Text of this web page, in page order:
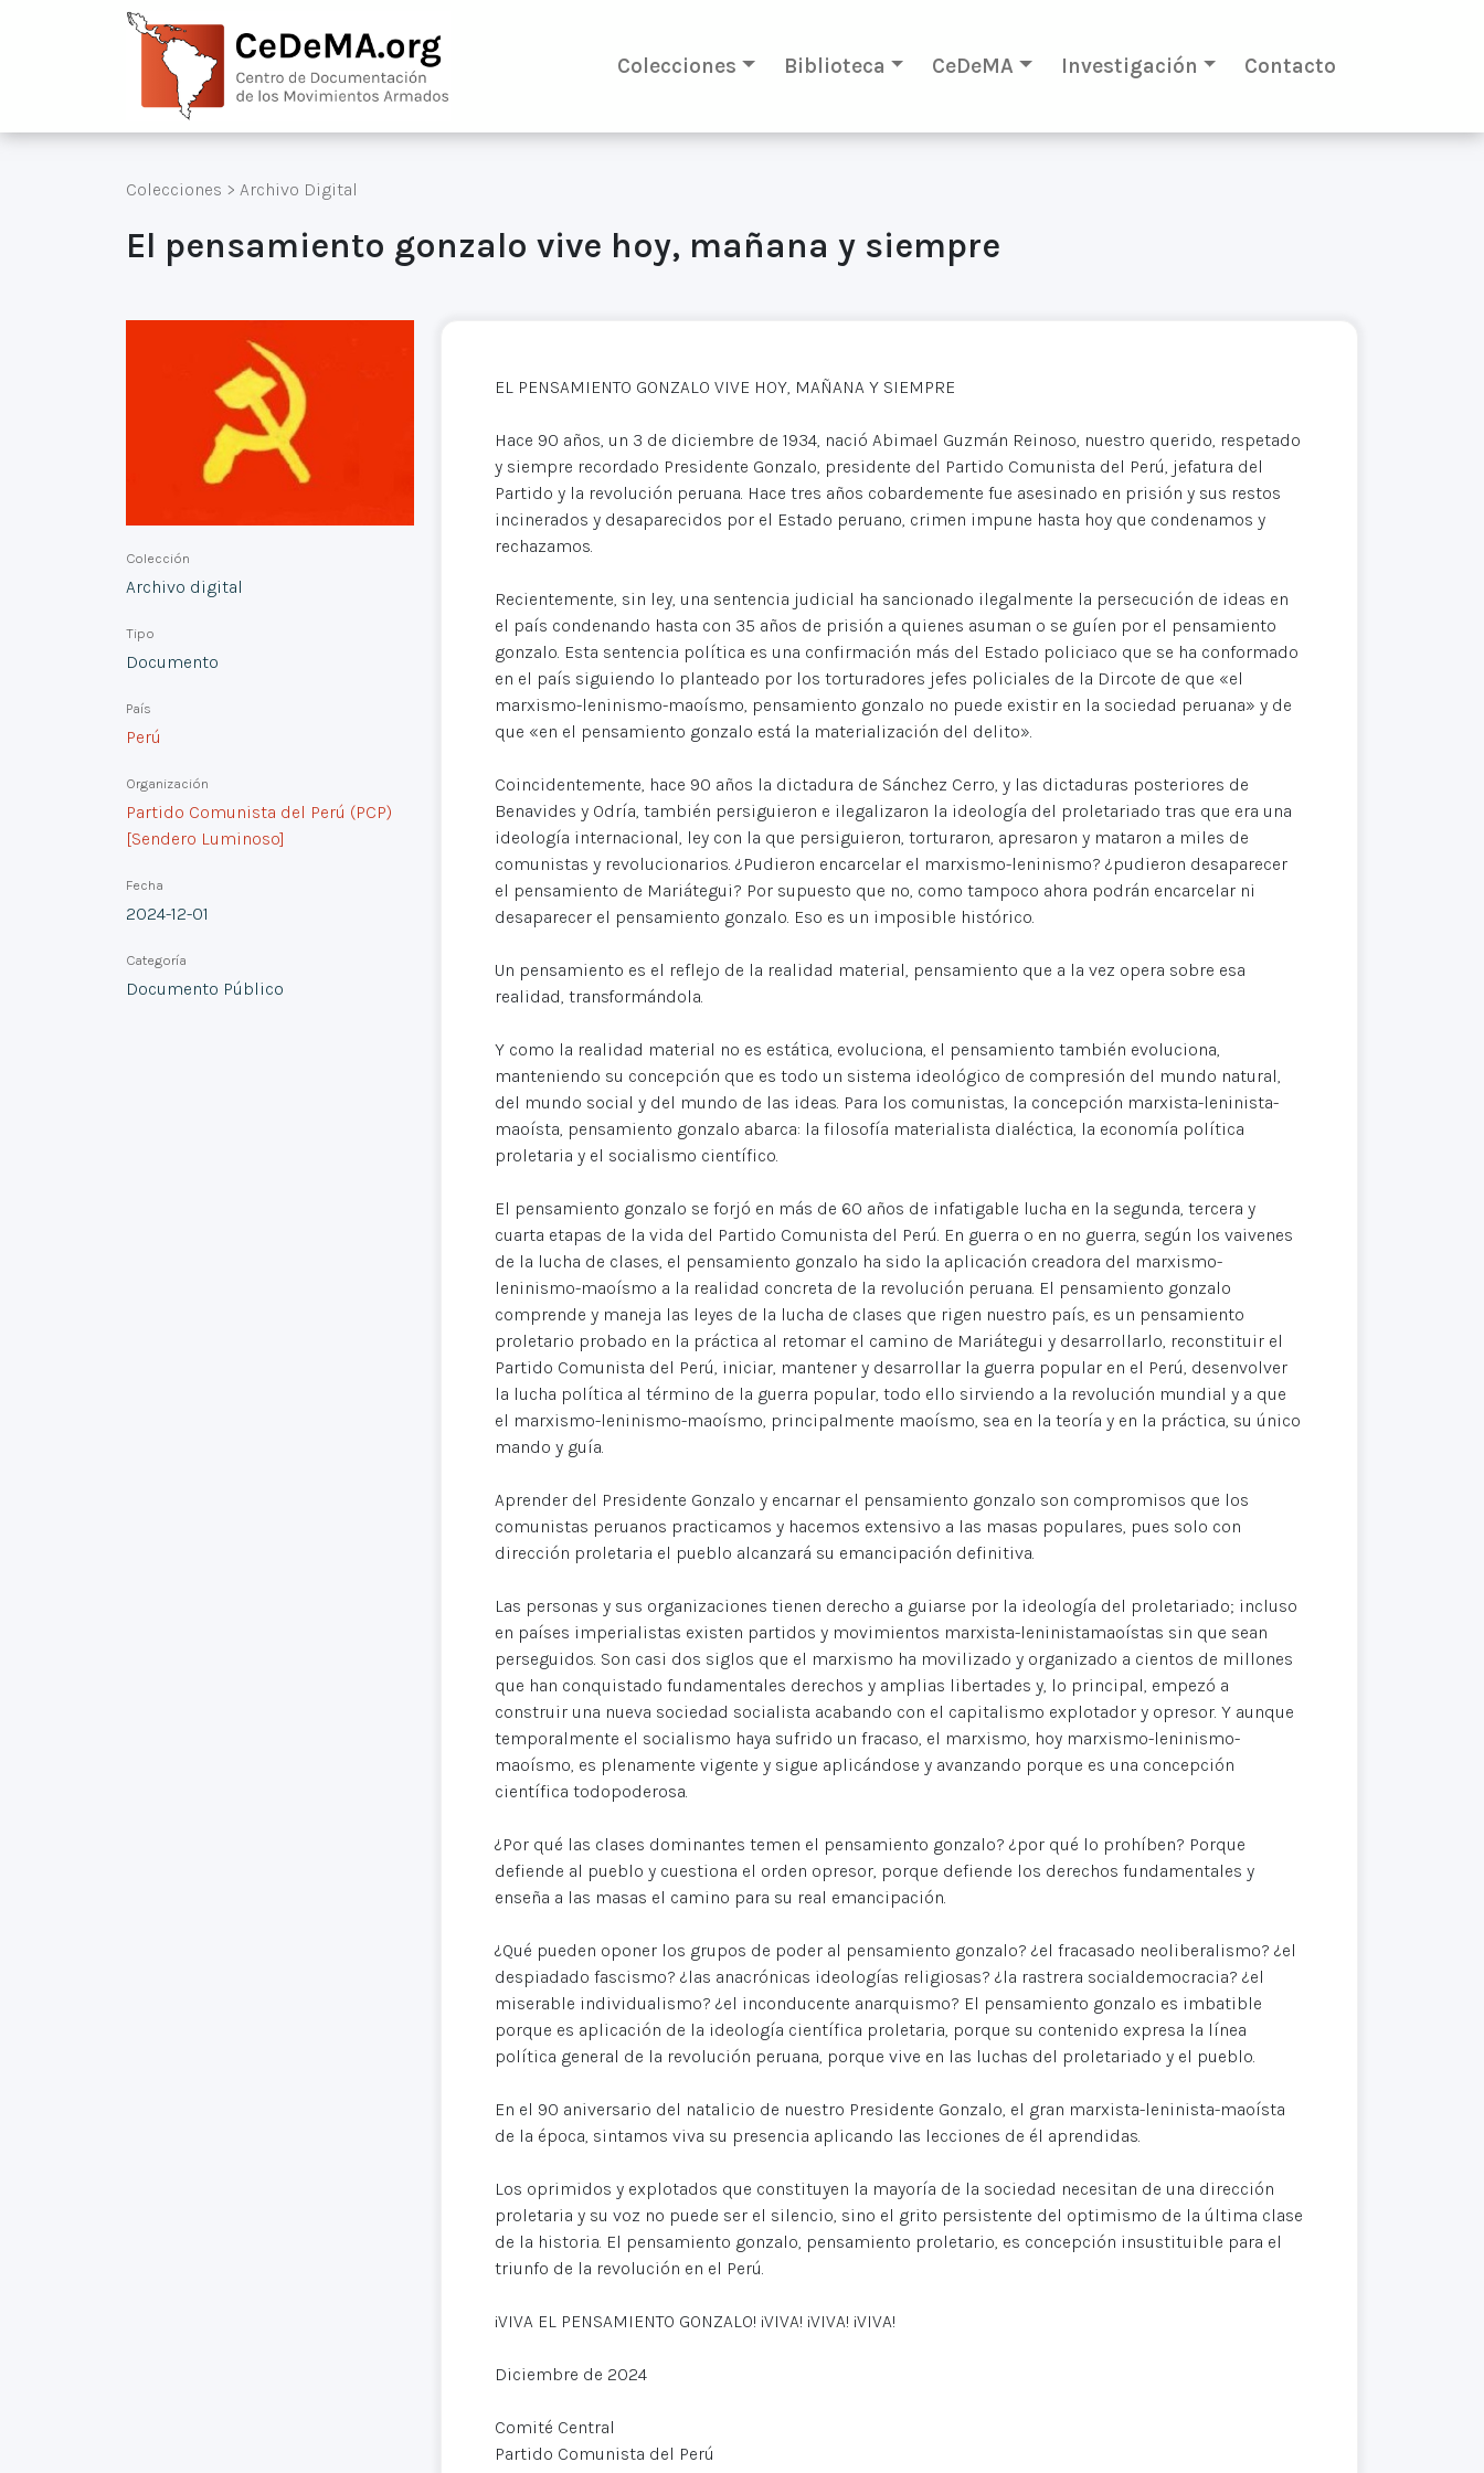
Colecciones Biblioteca CeDeMA Investigación Contacto
Colecciones > Archivo Digital
El pensamiento gonzalo vive hoy, mañana y siempre
Colección
Archivo digital
Tipo
Documento
País
Perú
Organización
Partido Comunista del Perú (PCP)
[Sendero Luminoso]
Fecha
2024-12-01
Categoría
Documento Público
EL PENSAMIENTO GONZALO VIVE HOY, MAÑANA Y SIEMPRE
Hace 90 años, un 3 de diciembre de 1934, nació Abimael Guzmán Reinoso, nuestro querido, respetado
y siempre recordado Presidente Gonzalo, presidente del Partido Comunista del Perú, jefatura del
Partido y la revolución peruana. Hace tres años cobardemente fue asesinado en prisión y sus restos
incinerados y desaparecidos por el Estado peruano, crimen impune hasta hoy que condenamos y
rechazamos.
Recientemente, sin ley, una sentencia judicial ha sancionado ilegalmente la persecución de ideas en
el país condenando hasta con 35 años de prisión a quienes asuman o se guíen por el pensamiento
gonzalo. Esta sentencia política es una confirmación más del Estado policiaco que se ha conformado
en el país siguiendo lo planteado por los torturadores jefes policiales de la Dircote de que «el
marxismo-leninismo-maoísmo, pensamiento gonzalo no puede existir en la sociedad peruana» y de
que «en el pensamiento gonzalo está la materialización del delito».
Coincidentemente, hace 90 años la dictadura de Sánchez Cerro, y las dictaduras posteriores de
Benavides y Odría, también persiguieron e ilegalizaron la ideología del proletariado tras que era una
ideología internacional, ley con la que persiguieron, torturaron, apresaron y mataron a miles de
comunistas y revolucionarios. ¿Pudieron encarcelar el marxismo-leninismo? ¿pudieron desaparecer
el pensamiento de Mariátegui? Por supuesto que no, como tampoco ahora podrán encarcelar ni
desaparecer el pensamiento gonzalo. Eso es un imposible histórico.
Un pensamiento es el reflejo de la realidad material, pensamiento que a la vez opera sobre esa
realidad, transformándola.
Y como la realidad material no es estática, evoluciona, el pensamiento también evoluciona,
manteniendo su concepción que es todo un sistema ideológico de compresión del mundo natural,
del mundo social y del mundo de las ideas. Para los comunistas, la concepción marxista-leninista-
maoísta, pensamiento gonzalo abarca: la filosofía materialista dialéctica, la economía política
proletaria y el socialismo científico.
El pensamiento gonzalo se forjó en más de 60 años de infatigable lucha en la segunda, tercera y
cuarta etapas de la vida del Partido Comunista del Perú. En guerra o en no guerra, según los vaivenes
de la lucha de clases, el pensamiento gonzalo ha sido la aplicación creadora del marxismo-
leninismo-maoísmo a la realidad concreta de la revolución peruana. El pensamiento gonzalo
comprende y maneja las leyes de la lucha de clases que rigen nuestro país, es un pensamiento
proletario probado en la práctica al retomar el camino de Mariátegui y desarrollarlo, reconstituir el
Partido Comunista del Perú, iniciar, mantener y desarrollar la guerra popular en el Perú, desenvolver
la lucha política al término de la guerra popular, todo ello sirviendo a la revolución mundial y a que
el marxismo-leninismo-maoísmo, principalmente maoísmo, sea en la teoría y en la práctica, su único
mando y guía.
Aprender del Presidente Gonzalo y encarnar el pensamiento gonzalo son compromisos que los
comunistas peruanos practicamos y hacemos extensivo a las masas populares, pues solo con
dirección proletaria el pueblo alcanzará su emancipación definitiva.
Las personas y sus organizaciones tienen derecho a guiarse por la ideología del proletariado; incluso
en países imperialistas existen partidos y movimientos marxista-leninistamaoístas sin que sean
perseguidos. Son casi dos siglos que el marxismo ha movilizado y organizado a cientos de millones
que han conquistado fundamentales derechos y amplias libertades y, lo principal, empezó a
construir una nueva sociedad socialista acabando con el capitalismo explotador y opresor. Y aunque
temporalmente el socialismo haya sufrido un fracaso, el marxismo, hoy marxismo-leninismo-
maoísmo, es plenamente vigente y sigue aplicándose y avanzando porque es una concepción
científica todopoderosa.
¿Por qué las clases dominantes temen el pensamiento gonzalo? ¿por qué lo prohíben? Porque
defiende al pueblo y cuestiona el orden opresor, porque defiende los derechos fundamentales y
enseña a las masas el camino para su real emancipación.
¿Qué pueden oponer los grupos de poder al pensamiento gonzalo? ¿el fracasado neoliberalismo? ¿el
despiadado fascismo? ¿las anacrónicas ideologías religiosas? ¿la rastrera socialdemocracia? ¿el
miserable individualismo? ¿el inconducente anarquismo? El pensamiento gonzalo es imbatible
porque es aplicación de la ideología científica proletaria, porque su contenido expresa la línea
política general de la revolución peruana, porque vive en las luchas del proletariado y el pueblo.
En el 90 aniversario del natalicio de nuestro Presidente Gonzalo, el gran marxista-leninista-maoísta
de la época, sintamos viva su presencia aplicando las lecciones de él aprendidas.
Los oprimidos y explotados que constituyen la mayoría de la sociedad necesitan de una dirección
proletaria y su voz no puede ser el silencio, sino el grito persistente del optimismo de la última clase
de la historia. El pensamiento gonzalo, pensamiento proletario, es concepción insustituible para el
triunfo de la revolución en el Perú.
¡VIVA EL PENSAMIENTO GONZALO! ¡VIVA! ¡VIVA! ¡VIVA!
Diciembre de 2024
Comité Central
Partido Comunista del Perú